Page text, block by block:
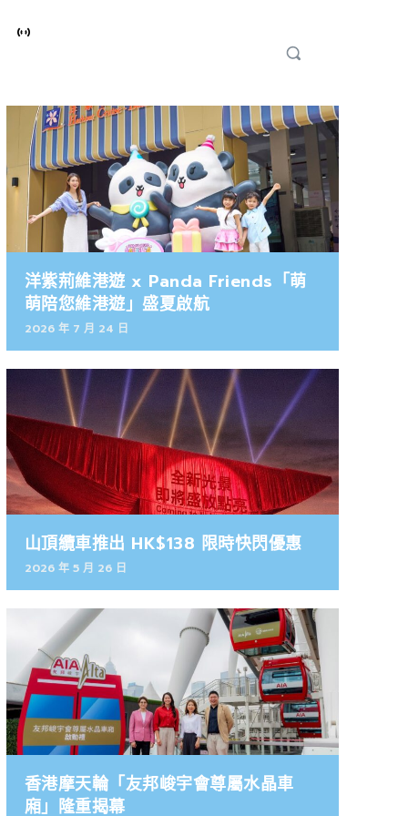
洋紫荊維港遊 x Panda Friends「萌
萌陪您維港遊」盛夏啟航
2026 年 7 月 24 日
山頂纜車推出 HK$138 限時快閃優惠
2026 年 5 月 26 日
香港摩天輪「友邦峻宇會尊屬水晶車
廂」隆重揭幕